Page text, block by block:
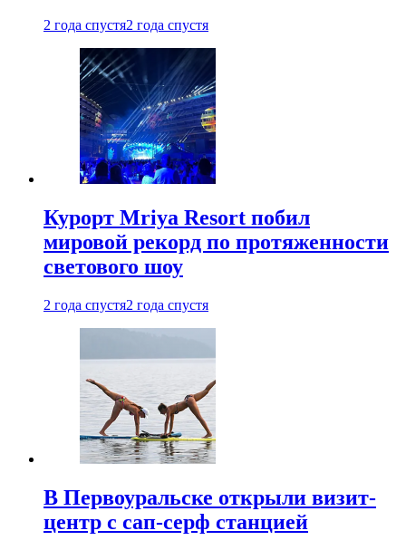
2 года спустя2 года спустя
Курорт Mriya Resort побил
мировой рекорд по протяженности
светового шоу
2 года спустя2 года спустя
В Первоуральске открыли визит-
центр с сап-серф станцией